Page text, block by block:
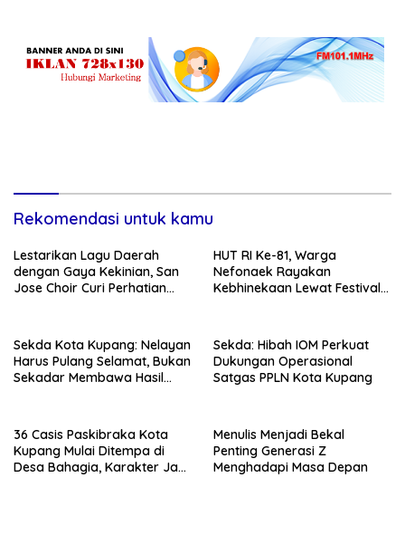
Rekomendasi untuk kamu
Lestarikan Lagu Daerah
dengan Gaya Kekinian, San
Jose Choir Curi Perhatian
HUT RI Ke-81, Warga
Nefonaek Rayakan
Kebhinekaan Lewat Festival
Sekda Kota Kupang: Nelayan
Harus Pulang Selamat, Bukan
Sekadar Membawa Hasil
Sekda: Hibah IOM Perkuat
Dukungan Operasional
Satgas PPLN Kota Kupang
36 Casis Paskibraka Kota
Kupang Mulai Ditempa di
Desa Bahagia, Karakter Jadi
Menulis Menjadi Bekal
Penting Generasi Z
Menghadapi Masa Depan